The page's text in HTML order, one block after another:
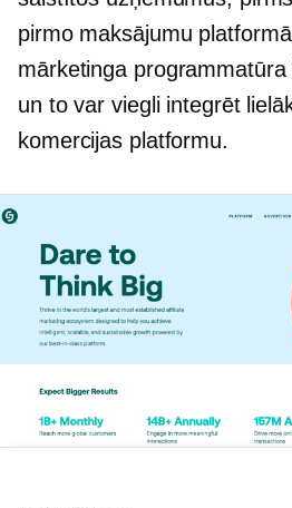
pirmo maksājumu
mārketinga
un to var viegli integrēt
komercijas platformu.